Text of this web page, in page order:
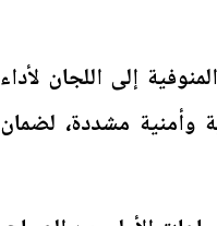
إلى اللجان لأداء
وأمنية مشددة، لضمان